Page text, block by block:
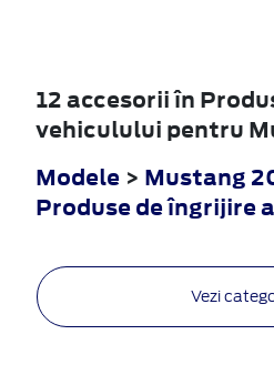
12 accesorii în
vehiculului pentru
Modele > Mustang
Produse de îngrijire
Vezi